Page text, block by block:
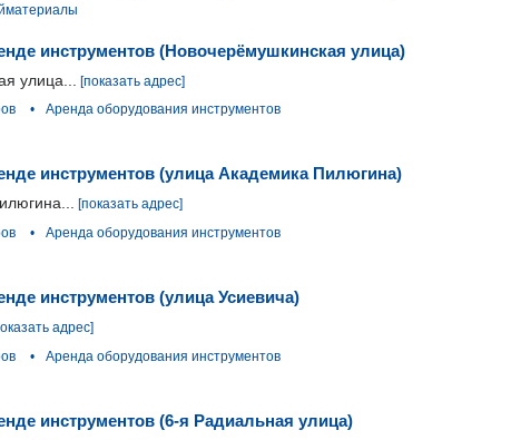
инструментов (Новочерёмушкинская улица)
улица...
[показать адрес]
•
Аренда оборудования инструментов
инструментов (улица Академика Пилюгина)
[показать адрес]
•
Аренда оборудования инструментов
инструментов (улица Усиевича)
адрес]
•
Аренда оборудования инструментов
инструментов (6-я Радиальная улица)